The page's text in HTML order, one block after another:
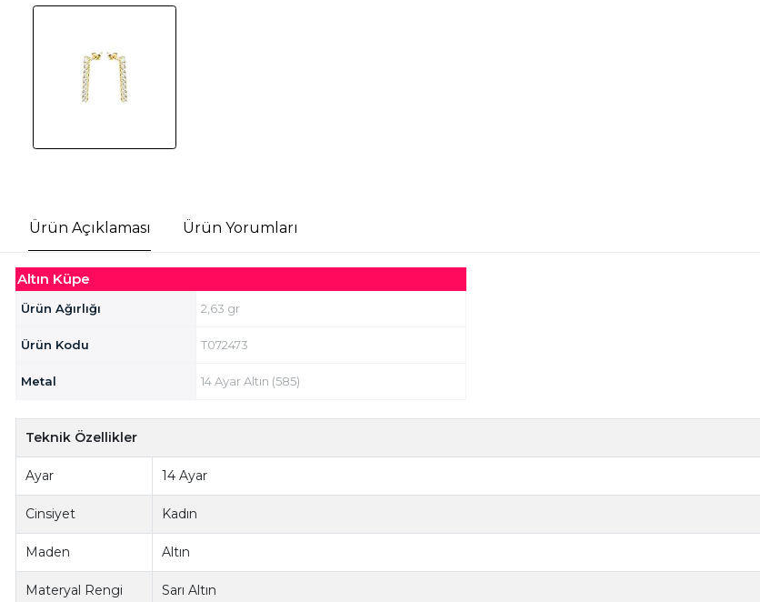
Ürün Açıklaması Ürün Yorumları
Altın Küpe
Ürün Ağırlığı 2,63 gr
Ürün Kodu T072473
Metal 14 Ayar Altın (585)
Teknik Özellikler
Ayar 14 Ayar
Cinsiyet Kadın
Maden Altın
Materyal Rengi Sarı Altın